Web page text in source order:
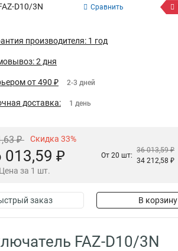
D10/3N Сравнить
производителя: 1 год
2 дня
от 490 ₽ 2-3 дней
доставка: 1 день
₽ Скидка 33%
013,59 ₽
Цена за 1 шт.
От 20 шт:
36 013,59 ₽
34 212,58 ₽
заказ В корзину
FAZ-D10/3N